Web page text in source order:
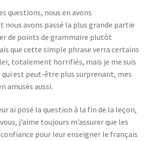
questions, nous en avons
nous avons passé la plus grande partie
de points de grammaire plutôt
que cette simple phrase verra certains
totalement horrifiés, mais je me suis
qui est peut-être plus surprenant, mes
amusés aussi.
ai posé la question à la fin de la leçon,
j’aime toujours m’assurer que les
pour leur enseigner le français